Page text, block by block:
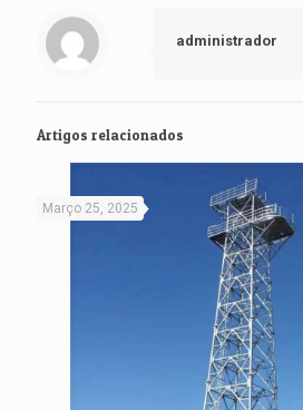
administrador
Artigos relacionados
Março 25, 2025